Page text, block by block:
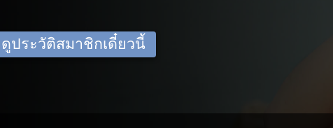
ดูประวัติสมาชิกเดี๋ยวนี้